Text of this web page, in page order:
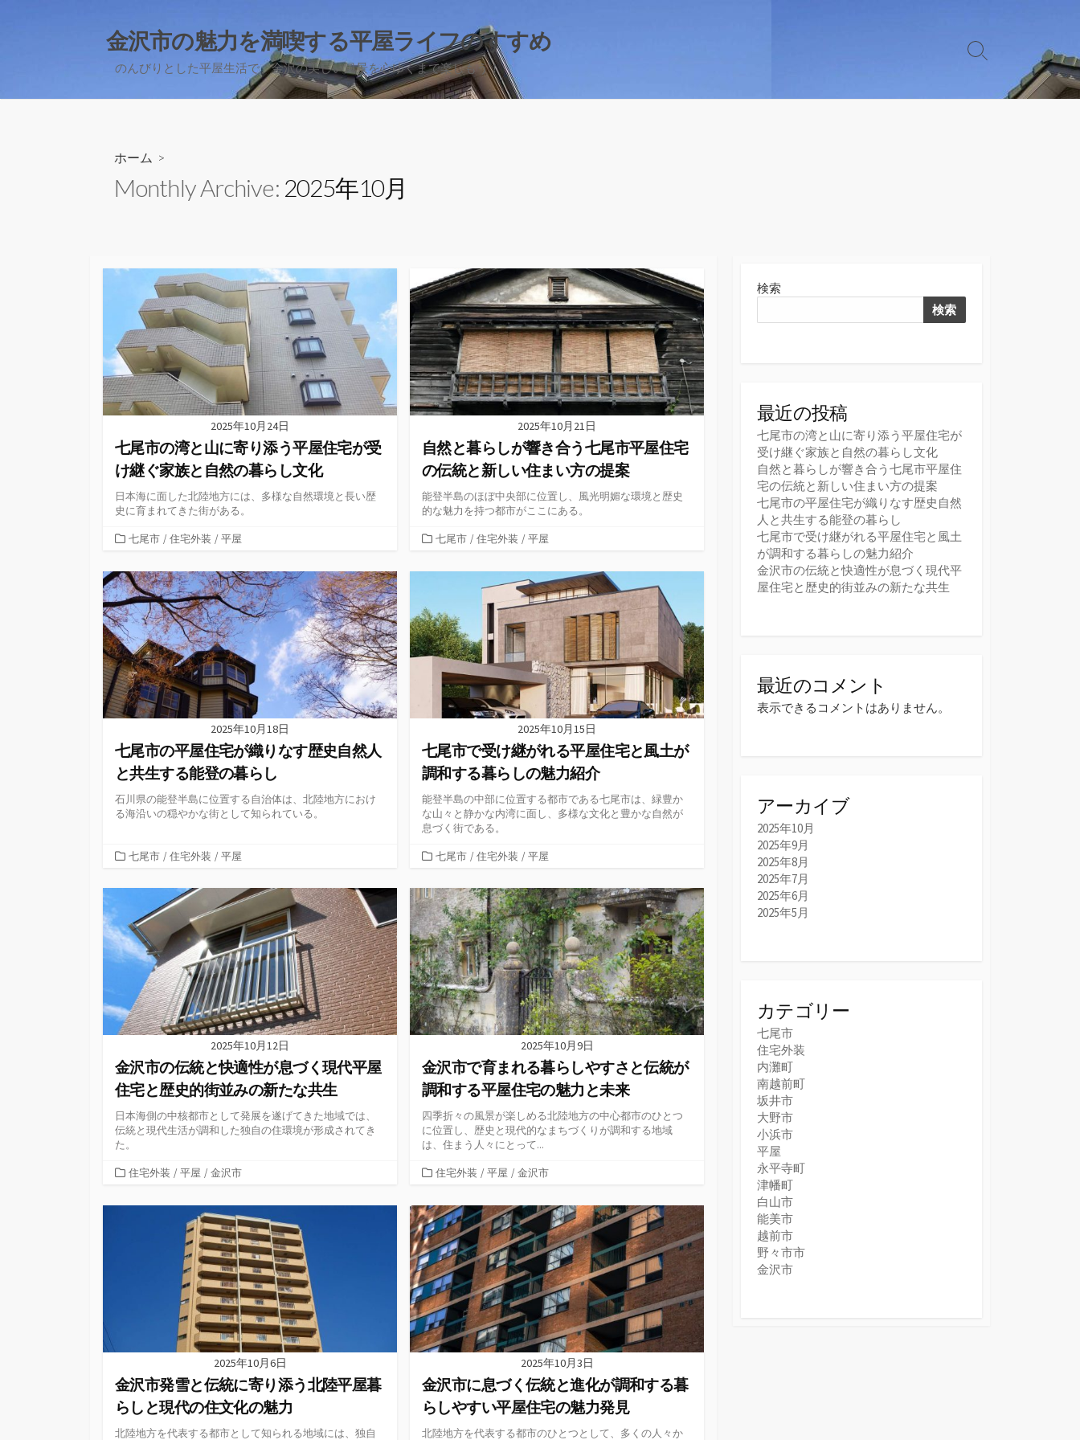
金沢市の魅力を満喫する平屋ライフのすすめ
のんびりとした平屋生活で、金沢の美しい風景を心ゆくまで楽しもう！
検
ホーム >
Monthly Archive: 2025年10月
2025年10月24日
七尾市の湾と山に寄り添う平屋住宅が受
け継ぐ家族と自然の暮らし文化
日本海に面した北陸地方には、多様な自然環境と長い歴
史に育まれてきた街がある。
カ
ゴ
リ
ー
七尾市 / 住宅外装 / 平屋
2025年10月21日
自然と暮らしが響き合う七尾市平屋住宅
の伝統と新しい住まい方の提案
能登半島のほぼ中央部に位置し、風光明媚な環境と歴史
的な魅力を持つ都市がここにある。
カ
ゴ
七尾市 / 住宅外装 / 平屋
2025年10月18日
七尾市の平屋住宅が織りなす歴史自然人
と共生する能登の暮らし
石川県の能登半島に位置する自治体は、北陸地方におけ
る海沿いの穏やかな街として知られている。
カ
ゴ
ー
七尾市 / 住宅外装 / 平屋
2025年10月15日
七尾市で受け継がれる平屋住宅と風土が
調和する暮らしの魅力紹介
能登半島の中部に位置する都市である七尾市は、緑豊か
な山々と静かな内湾に面し、多様な文化と豊かな自然が
息づく街である。
カ
ゴ
リ
ー
七尾市 / 住宅外装 / 平屋
2025年10月12日
金沢市の伝統と快適性が息づく現代平屋
住宅と歴史的街並みの新たな共生
日本海側の中核都市として発展を遂げてきた地域では、
伝統と現代生活が調和した独自の住環境が形成されてき
た。
カ
ゴ
住宅外装 / 平屋 / 金沢市
2025年10月9日
金沢市で育まれる暮らしやすさと伝統が
調和する平屋住宅の魅力と未来
四季折々の風景が楽しめる北陸地方の中心都市のひとつ
に位置し、歴史と現代的なまちづくりが調和する地域
は、住まう人々にとって...
カ
ゴ
リ
ー
住宅外装 / 平屋 / 金沢市
2025年10月6日
金沢市発雪と伝統に寄り添う北陸平屋暮
らしと現代の住文化の魅力
北陸地方を代表する都市として知られる地域には、独自
2025年10月3日
金沢市に息づく伝統と進化が調和する暮
らしやすい平屋住宅の魅力発見
北陸地方を代表する都市のひとつとして、多くの人々か
検索
検索
最近の投稿
七尾市の湾と山に寄り添う平屋住宅が
受け継ぐ家族と自然の暮らし文化
自然と暮らしが響き合う七尾市平屋住
宅の伝統と新しい住まい方の提案
七尾市の平屋住宅が織りなす歴史自然
人と共生する能登の暮らし
七尾市で受け継がれる平屋住宅と風土
が調和する暮らしの魅力紹介
金沢市の伝統と快適性が息づく現代平
屋住宅と歴史的街並みの新たな共生
最近のコメント
表示できるコメントはありません。
アーカイブ
2025年10月
2025年9月
2025年8月
2025年7月
2025年6月
2025年5月
カテゴリー
七尾市
住宅外装
内灘町
南越前町
坂井市
大野市
小浜市
平屋
永平寺町
津幡町
白山市
能美市
越前市
野々市市
金沢市